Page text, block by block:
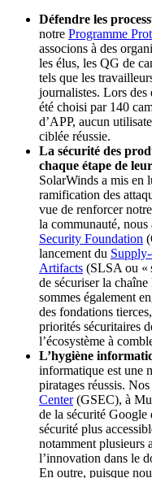
Défendre les
notre Programme
associons à des
les élus, les QG de
tels que les
journalistes. Lors des
été choisi par 140
d’APP, aucun
ciblée réussie.
La sécurité des
chaque étape de
SolarWinds a mis en
ramification des
vue de renforcer
la communauté,
Security Foundation
lancement du
Artifacts (SLSA ou «
de sécuriser la
sommes également
des fondations
priorités sécuritaires
l’écosystème à
L’hygiène
informatique est une
piratages réussis.
Center(GSEC), à
de la sécurité Google
sécurité plus
notamment plusieurs
l’innovation dans le
En outre, puisque